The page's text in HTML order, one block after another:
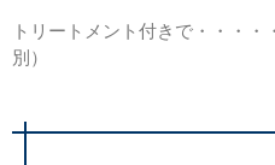
トリートメント付きで・・・
別）